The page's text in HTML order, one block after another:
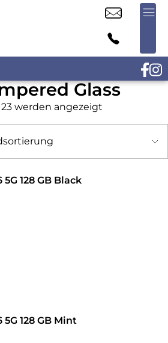
Glass
23 werden angezeigt
128 GB Black
128 GB Mint